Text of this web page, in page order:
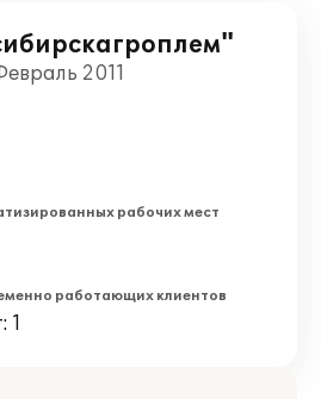
2011
рабочих мест
работающих клиентов
1